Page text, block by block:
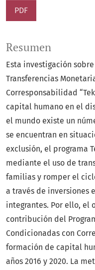
PDF
Resumen
Esta investigación
Transferencias
Corresponsabilidad
capital humano en el
el mundo existe un
se encuentran en
exclusión, el programa
mediante el uso de
familias y romper el
a través de inversiones
integrantes. Por ello, el
contribución del
Condicionadas con
formación de capital
años 2016 y 2020. La